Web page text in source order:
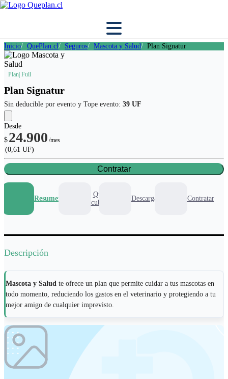
Inicio QuePlan.cl Seguros Mascota y Salud Plan Signatur
Plan | Full
Plan Signatur
Sin deducible por evento y Tope evento: 39 UF
Desde
$ 24.900 /mes
(0,61 UF)
Contratar
Resumen
Que
cubre
Descargables Contratar
Descripción
Mascota y Salud te ofrece un plan que permite cuidar a tus mascotas en
todo momento, reduciendo los gastos en el veterinario y protegiendo a tu
mejor amigo de cualquier imprevisto.